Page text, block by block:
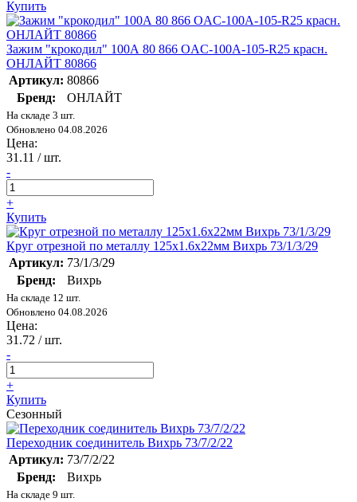
Купить
Зажим "крокодил" 100А 80 866 OAC-100A-105-R25 красн.
ОНЛАЙТ 80866
Артикул: 80866
Бренд:
ОНЛАЙТ
На складе 3 шт.
Обновлено 04.08.2026
Цена:
31.11 / шт.
-
+
Купить
Круг отрезной по металлу 125х1.6х22мм Вихрь 73/1/3/29
Артикул: 73/1/3/29
Бренд:
Вихрь
На складе 12 шт.
Обновлено 04.08.2026
Цена:
31.72 / шт.
-
+
Купить
Сезонный
Переходник соединитель Вихрь 73/7/2/22
Артикул: 73/7/2/22
Бренд:
Вихрь
На складе 9 шт.